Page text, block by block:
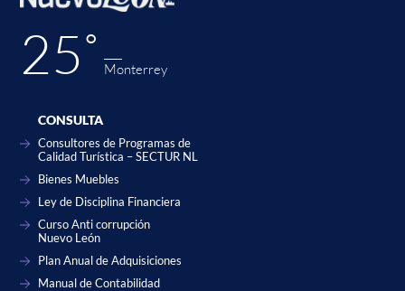
25˚ Monterrey
CONSULTA
Consultores de Programas de
Calidad Turística – SECTUR NL
Bienes Muebles
Ley de Disciplina Financiera
Curso Anti corrupción
Nuevo León
Plan Anual de Adquisiciones
Manual de Contabilidad